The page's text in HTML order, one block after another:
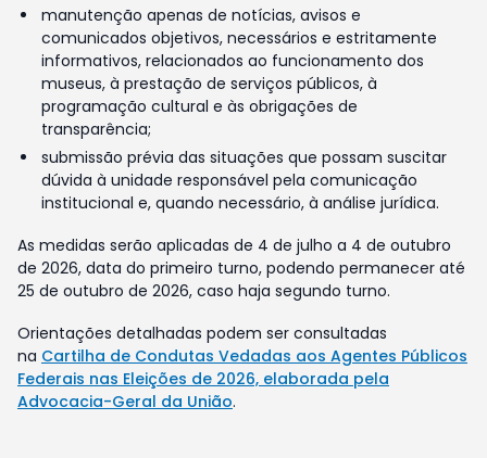
manutenção apenas de notícias, avisos e
comunicados objetivos, necessários e estritamente
informativos, relacionados ao funcionamento dos
museus, à prestação de serviços públicos, à
programação cultural e às obrigações de
transparência;
submissão prévia das situações que possam suscitar
dúvida à unidade responsável pela comunicação
institucional e, quando necessário, à análise jurídica.
As medidas serão aplicadas de 4 de julho a 4 de outubro
de 2026, data do primeiro turno, podendo permanecer até
25 de outubro de 2026, caso haja segundo turno.
Orientações detalhadas podem ser consultadas
na Cartilha de Condutas Vedadas aos Agentes Públicos
Federais nas Eleições de 2026, elaborada pela
Advocacia-Geral da União.